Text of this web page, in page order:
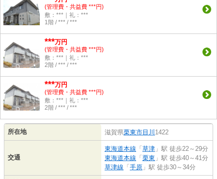
(管理費・共益費 ***円)
敷：***｜礼：***
1階 / *** / ***
***万円
(管理費・共益費 ***円)
敷：***｜礼：***
2階 / *** / ***
***万円
(管理費・共益費 ***円)
敷：***｜礼：***
2階 / *** / ***
所在地 滋賀県栗東市目川 1422
交通
東海道本線 「 草津 」駅 徒歩22～29分
東海道本線 「 栗東 」駅 徒歩40～41分
草津線 「 手原 」駅 徒歩30～34分